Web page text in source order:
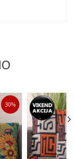
30%